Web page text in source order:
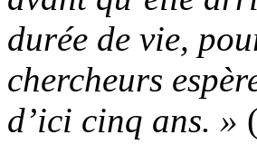
durée de vie,
chercheurs
d’ici cinq ans. »